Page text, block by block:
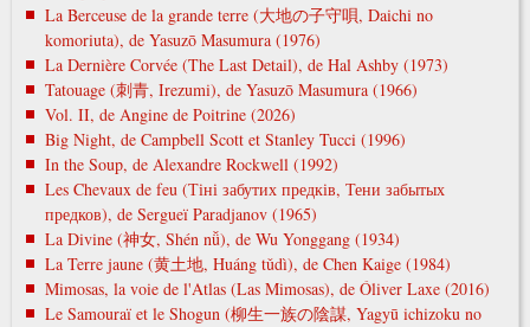
La Berceuse de la grande terre (大地の子守唄, Daichi no
komoriuta), de Yasuzō Masumura (1976)
La Dernière Corvée (The Last Detail), de Hal Ashby (1973)
Tatouage (刺青, Irezumi), de Yasuzō Masumura (1966)
Vol. II, de Angine de Poitrine (2026)
Big Night, de Campbell Scott et Stanley Tucci (1996)
In the Soup, de Alexandre Rockwell (1992)
Les Chevaux de feu (Тіні забутих предків, Тени забытых
предков), de Sergueï Paradjanov (1965)
La Divine (神女, Shén nǚ), de Wu Yonggang (1934)
La Terre jaune (黄土地, Huáng tǔdì), de Chen Kaige (1984)
Mimosas, la voie de l'Atlas (Las Mimosas), de Óliver Laxe (2016)
Le Samouraï et le Shogun (柳生一族の陰謀, Yagyū ichizoku no